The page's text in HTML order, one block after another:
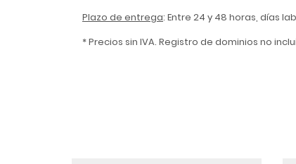
Plazo de entrega: Entre 24 y 48 horas, días
* Precios sin IVA. Registro de dominios no